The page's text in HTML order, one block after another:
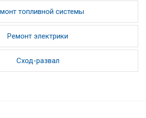
топливной системы
Ремонт электрики
Сход-развал